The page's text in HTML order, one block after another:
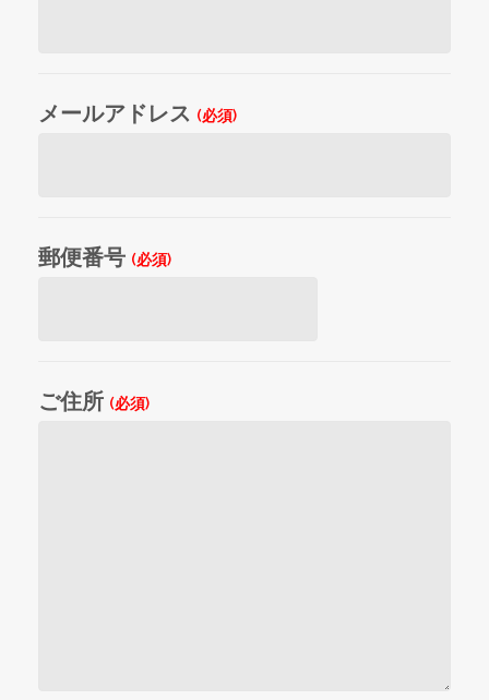
メールアドレス (必須)
郵便番号 (必須)
ご住所 (必須)